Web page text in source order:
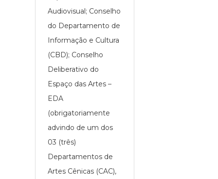
Audiovisual; Conselho
do Departamento de
Informação e Cultura
(CBD); Conselho
Deliberativo do
Espaço das Artes –
EDA
(obrigatoriamente
advindo de um dos
03 (três)
Departamentos de
Artes Cênicas (CAC),